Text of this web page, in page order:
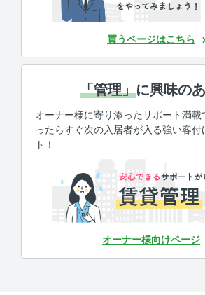
買うページはこちら
「管理」に興味の
オーナー様に寄り添ったサポート満載
ったらすぐ次の入居者が入る強い客付
ト！
オーナー様向けページ